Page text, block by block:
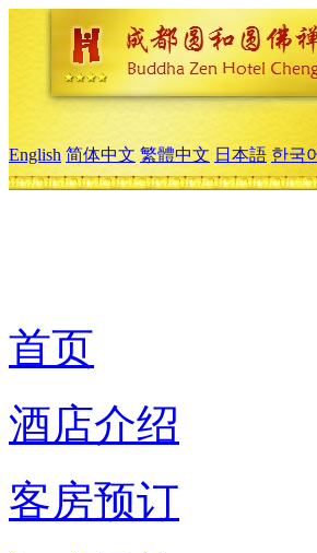
English 简体中文 繁體中文 日本語 한국
首页
酒店介绍
客房预订